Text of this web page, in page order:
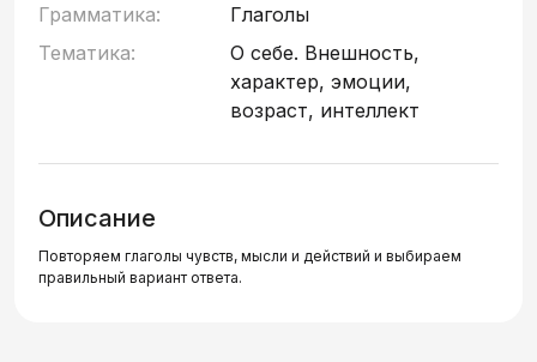
Грамматика:
Глаголы
Тематика:
О себе. Внешность,
характер, эмоции,
возраст, интеллект
Описание
Повторяем глаголы чувств, мысли и действий и выбираем
правильный вариант ответа.